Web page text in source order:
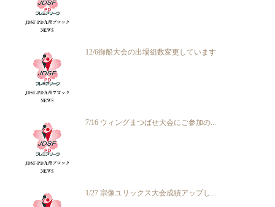
12/6御船大会の出場組数変更しています
7/16 ウィングまつばせ大会にご参加の...
1/27 宗像ユリックス大会成績アップし...